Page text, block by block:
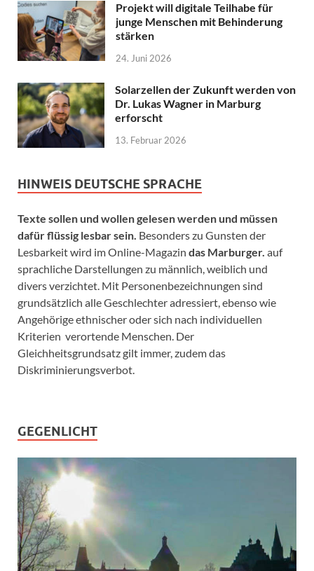
Projekt will digitale Teilhabe für
junge Menschen mit Behinderung
stärken
24. Juni 2026
Solarzellen der Zukunft werden von
Dr. Lukas Wagner in Marburg
erforscht
13. Februar 2026
HINWEIS DEUTSCHE SPRACHE
Texte sollen und wollen gelesen werden und müssen
dafür flüssig lesbar sein. Besonders zu Gunsten der
Lesbarkeit wird im Online-Magazin das Marburger. auf
sprachliche Darstellungen zu männlich, weiblich und
divers verzichtet. Mit Personenbezeichnungen sind
grundsätzlich alle Geschlechter adressiert, ebenso wie
Angehörige ethnischer oder sich nach individuellen
Kriterien verortende Menschen. Der
Gleichheitsgrundsatz gilt immer, zudem das
Diskriminierungsverbot.
GEGENLICHT